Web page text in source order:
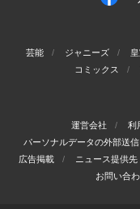
芸能 ジャニーズ
コミックス
運営会社 利
パーソナルデータの外部送
広告掲載
ニュース提供先
お問い合